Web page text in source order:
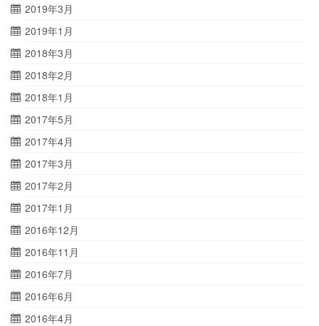
2019年3月
2019年1月
2018年3月
2018年2月
2018年1月
2017年5月
2017年4月
2017年3月
2017年2月
2017年1月
2016年12月
2016年11月
2016年7月
2016年6月
2016年4月